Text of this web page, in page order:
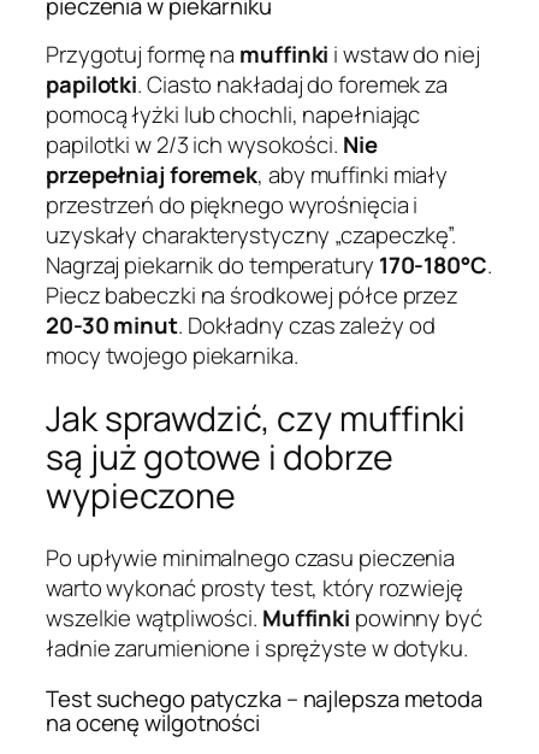
Przygotuj formę na muffinki i wstaw do niej
papilotki. Ciasto nakładaj do foremek za
pomocą łyżki lub chochli, napełniając
papilotki w 2/3 ich wysokości. Nie
przepełniaj foremek, aby muffinki miały
przestrzeń do pięknego wyrośnięcia i
uzyskały charakterystyczny „czapeczkę”.
Nagrzaj piekarnik do temperatury 170-180°C.
Piecz babeczki na środkowej półce przez
20-30 minut. Dokładny czas zależy od
mocy twojego piekarnika.
Jak sprawdzić, czy muffinki
są już gotowe i dobrze
wypieczone
Po upływie minimalnego czasu pieczenia
warto wykonać prosty test, który rozwieję
wszelkie wątpliwości. Muffinki powinny być
ładnie zarumienione i sprężyste w dotyku.
Test suchego patyczka – najlepsza metoda
na ocenę wilgotności